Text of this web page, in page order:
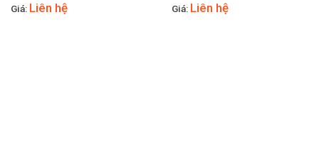
Giá: Liên hệ
Giá: Liên hệ